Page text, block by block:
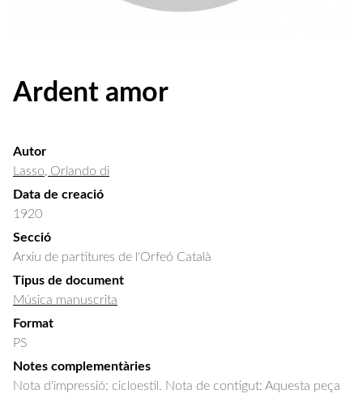
Ardent amor
Autor
Lasso, Orlando di
Data de creació
1920
Secció
Arxiu de partitures de l'Orfeó Català
Tipus de document
Música manuscrita
Format
PS
Notes complementàries
Nota d'impressió: cicloestil. Nota de contigut: Aquesta peça